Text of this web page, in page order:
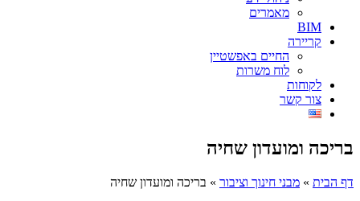
מאמרים
BIM
קריירה
החיים באפשטיין
לוח משרות
לקוחות
צור קשר
בריכה ומועדון שחיה
דף הבית » מבני חינוך וציבור » בריכה ומועדון שחיה